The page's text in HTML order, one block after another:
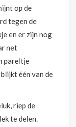
op de
tegen de
en er zijn nog
net
pareltje
één van de
riep de
te delen.